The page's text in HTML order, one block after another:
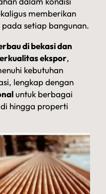
memberikan
setiap bangunan.
di bekasi dan
ekspor,
kebutuhan
lengkap dengan
untuk berbagai
hingga properti